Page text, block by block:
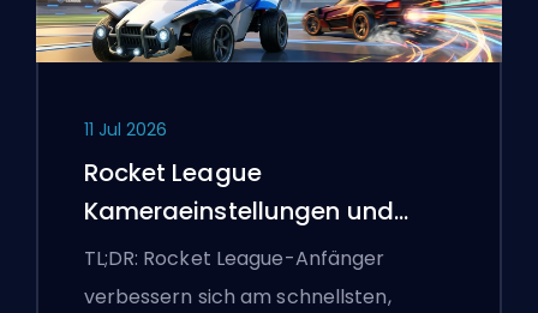
11 Jul 2026
Rocket League
Kameraeinstellungen und
erste Trainingsroutine
TL;DR: Rocket League-Anfänger
verbessern sich am schnellsten,